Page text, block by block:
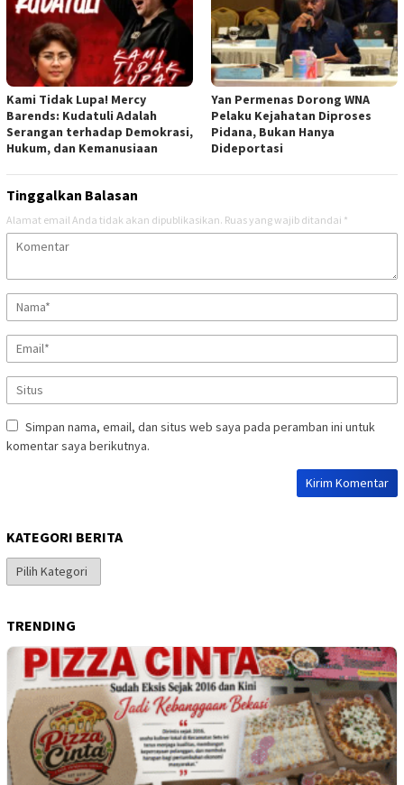
Kami Tidak Lupa! Mercy
Barends: Kudatuli Adalah
Serangan terhadap Demokrasi,
Hukum, dan Kemanusiaan
Yan Permenas Dorong WNA
Pelaku Kejahatan Diproses
Pidana, Bukan Hanya
Dideportasi
Tinggalkan Balasan
Alamat email Anda tidak akan dipublikasikan. Ruas yang wajib ditandai *
Simpan nama, email, dan situs web saya pada peramban ini untuk
komentar saya berikutnya.
KATEGORI BERITA
Kategori
Berita
TRENDING